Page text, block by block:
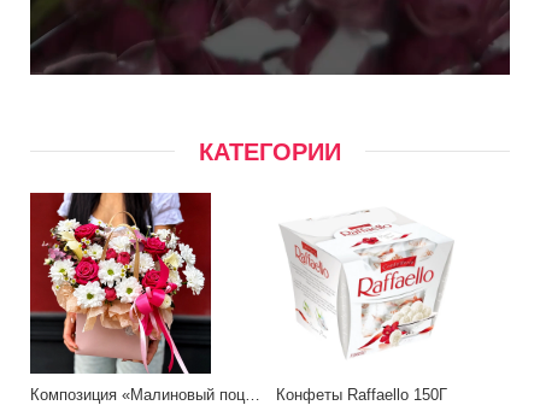
КАТЕГОРИИ
Конфеты Raffaello 150Г